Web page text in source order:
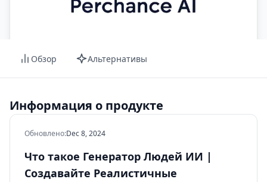
Обзор Альтернативы
Информация о продукте
Обновлено:Dec 8, 2024
Что такое Генератор Людей ИИ |
Создавайте Реалистичные